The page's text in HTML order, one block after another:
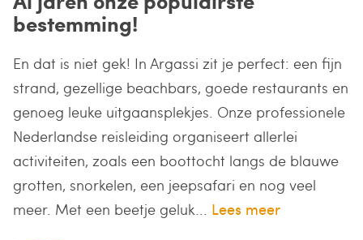
bestemming!
En dat is niet gek! In Argassi zit je perfect: een fijn
strand, gezellige beachbars, goede restaurants en
genoeg leuke uitgaansplekjes. Onze professionele
Nederlandse reisleiding organiseert allerlei
activiteiten, zoals een boottocht langs de blauwe
grotten, snorkelen, een jeepsafari en nog veel
meer. Met een beetje geluk... Lees meer